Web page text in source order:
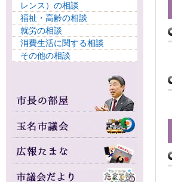
レンス）の相談
福祉・高齢の相談
就労の相談
消費生活に関する相談
その他の相談